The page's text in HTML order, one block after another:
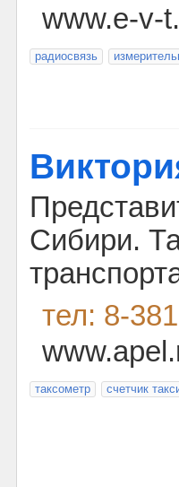
www.e-v-
радиосвязь
Сибири.
тел: 8-
таксометр счетчик